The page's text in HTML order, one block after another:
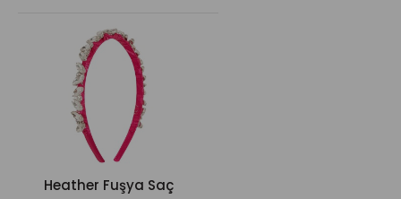
Heather Fuşya Saç